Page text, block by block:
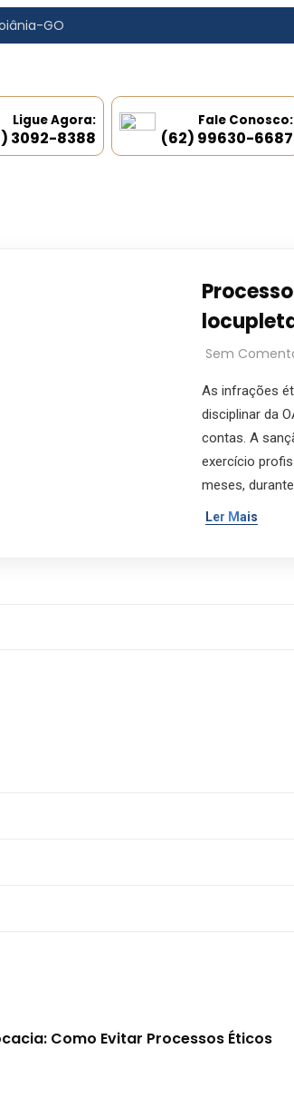
GO
Ligue Agora:
3092-8388
Fale Conosco:
(62) 99630-6687
Sem
As infrações
disciplinar da
contas. A
exercício
meses,
Ler Mais
Como Evitar Processos Éticos